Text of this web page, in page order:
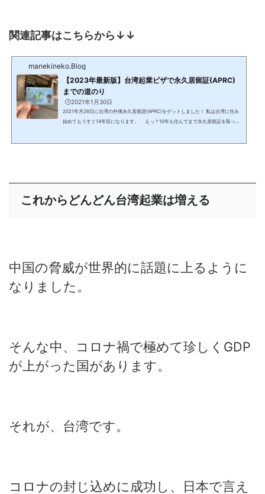
関連記事はこちらから↓↓
manekineko.Blog
【2023年最新版】台湾起業ビザで永久居留証(APRC)
までの道のり
🕒️2021年1月30日
2021年月26日に台湾の外僑永久居留證(APRC)をゲットしました！ 私は台湾に住み
始めてもうすぐ14年目になります。 えっ？10年も住んでまで永久居留証を取って
これからどんどん台湾起業は増える
中国の脅威が世界的に話題に上るように
なりました。
そんな中、コロナ禍で極めて珍しくGDP
が上がった国があります。
それが、台湾です。
コロナの封じ込めに成功し、日本で言え